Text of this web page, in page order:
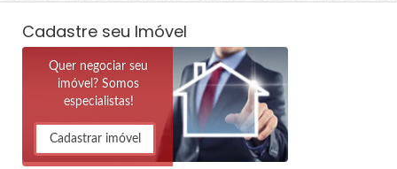
Cadastre seu Imóvel
Quer negociar seu
imóvel? Somos
especialistas!
Cadastrar imóvel